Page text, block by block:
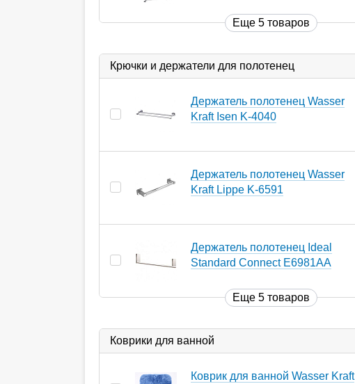
Еще 5 товаров
Крючки и держатели для полотенец
Держатель полотенец Wasser
Kraft Isen K-4040
Держатель полотенец Wasser
Kraft Lippe K-6591
Держатель полотенец Ideal
Standard Connect E6981AA
Еще 5 товаров
Коврики для ванной
Коврик для ванной Wasser Kraft